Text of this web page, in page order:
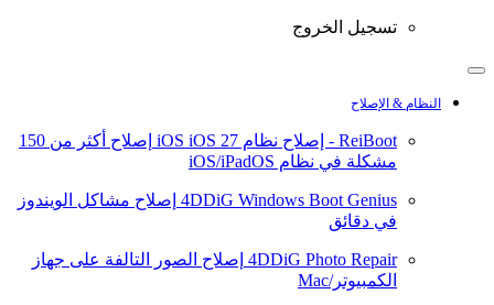
تسجيل الخروج
النظام & الإصلاح
ReiBoot - إصلاح نظام iOS iOS 27
إصلاح أكثر من 150
مشكلة في نظام iOS/iPadOS
4DDiG Windows Boot Genius إصلاح مشاكل الويندوز
في دقائق
4DDiG Photo Repair إصلاح الصور التالفة على جهاز
الكمبيوتر/Mac